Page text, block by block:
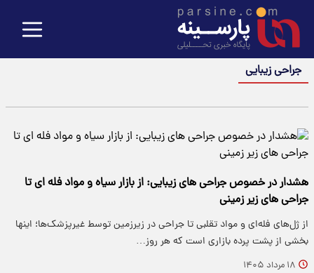
جراحی زیبایی
هشدار در خصوص جراحی های زیبایی: از بازار سیاه و مواد فله ای تا
جراحی های زیر زمینی
از ژل‌های فله‌ای و مواد تقلبی تا جراحی در زیرزمین توسط غیرپزشک‌ها؛ اینها
بخشی از پشت پرده بازاری است که هر روز…
۱۸ مرداد ۱۴۰۵